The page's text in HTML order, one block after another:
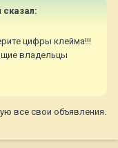
сказал:
цифры клейма!!!
владельцы
все свои объявления.